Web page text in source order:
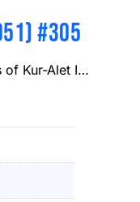
#305
of Kur-Alet I…